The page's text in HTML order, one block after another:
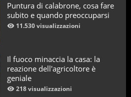
Puntura di calabrone, cosa fare
subito e quando preoccuparsi
11.530 visualizzazioni
Il fuoco minaccia la casa: la
reazione dell'agricoltore è
geniale
218 visualizzazioni